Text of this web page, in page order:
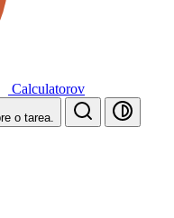
Calculatorov
o tarea.